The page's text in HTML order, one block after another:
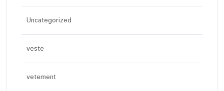
Uncategorized
veste
vetement